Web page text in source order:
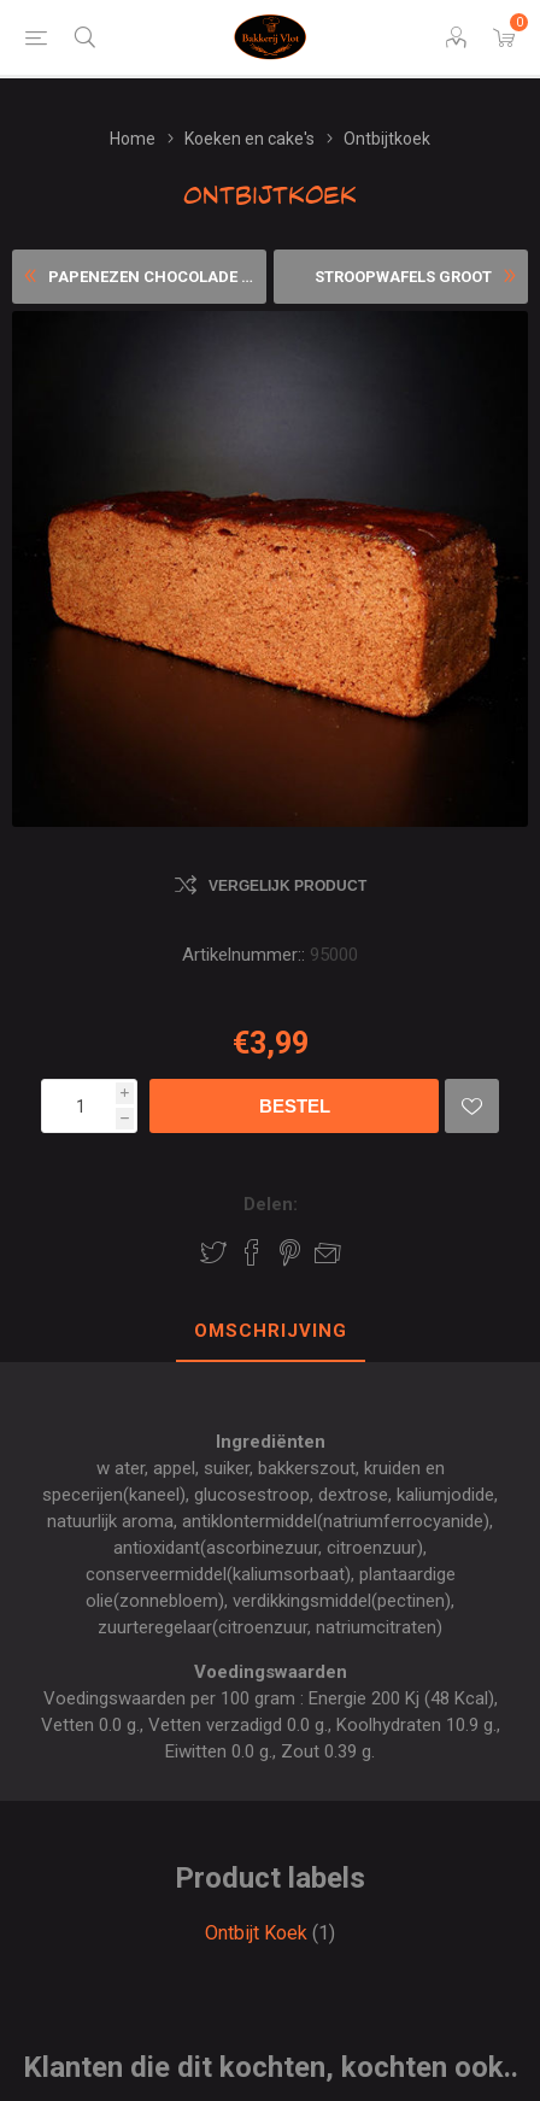
0
Home Koeken en cake's Ontbijtkoek
Ontbijtkoek
PAPENEZEN CHOCOLADE 6 STUKS STROOPWAFELS GROOT
VERGELIJK PRODUCT
Artikelnummer:: 95000
€3,99
i
h
Delen:
OMSCHRIJVING
Ingrediënten
w ater, appel, suiker, bakkerszout, kruiden en
specerijen(kaneel), glucosestroop, dextrose, kaliumjodide,
natuurlijk aroma, antiklontermiddel(natriumferrocyanide),
antioxidant(ascorbinezuur, citroenzuur),
conserveermiddel(kaliumsorbaat), plantaardige
olie(zonnebloem), verdikkingsmiddel(pectinen),
zuurteregelaar(citroenzuur, natriumcitraten)
Voedingswaarden
Voedingswaarden per 100 gram : Energie 200 Kj (48 Kcal),
Vetten 0.0 g., Vetten verzadigd 0.0 g., Koolhydraten 10.9 g.,
Eiwitten 0.0 g., Zout 0.39 g.
Product labels
Ontbijt Koek (1)
Klanten die dit kochten, kochten ook..